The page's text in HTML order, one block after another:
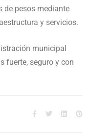
de pesos mediante
y servicios.
municipal
fuerte, seguro y con